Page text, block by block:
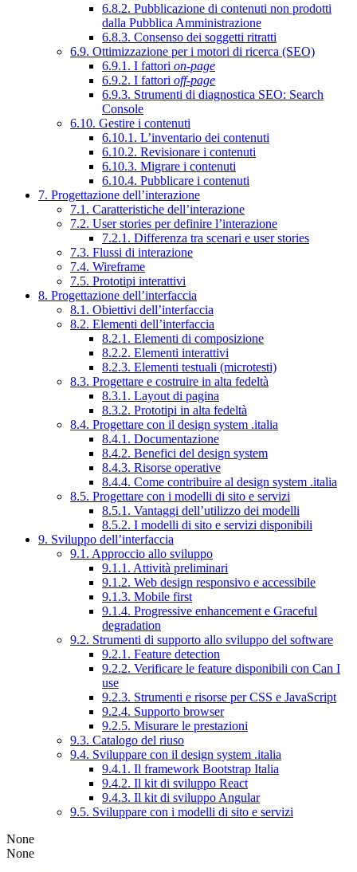
6.8.2. Pubblicazione di contenuti non prodotti
dalla Pubblica Amministrazione
6.8.3. Consenso dei soggetti ritratti
6.9. Ottimizzazione per i motori di ricerca (SEO)
6.9.1. I fattori on-page
6.9.2. I fattori off-page
6.9.3. Strumenti di diagnostica SEO: Search
Console
6.10. Gestire i contenuti
6.10.1. L’inventario dei contenuti
6.10.2. Revisionare i contenuti
6.10.3. Migrare i contenuti
6.10.4. Pubblicare i contenuti
7. Progettazione dell’interazione
7.1. Caratteristiche dell’interazione
7.2. User stories per definire l’interazione
7.2.1. Differenza tra scenari e user stories
7.3. Flussi di interazione
7.4. Wireframe
7.5. Prototipi interattivi
8. Progettazione dell’interfaccia
8.1. Obiettivi dell’interfaccia
8.2. Elementi dell’interfaccia
8.2.1. Elementi di composizione
8.2.2. Elementi interattivi
8.2.3. Elementi testuali (microtesti)
8.3. Progettare e costruire in alta fedeltà
8.3.1. Layout di pagina
8.3.2. Prototipi in alta fedeltà
8.4. Progettare con il design system .italia
8.4.1. Documentazione
8.4.2. Benefici del design system
8.4.3. Risorse operative
8.4.4. Come contribuire al design system .italia
8.5. Progettare con i modelli di sito e servizi
8.5.1. Vantaggi dell’utilizzo dei modelli
8.5.2. I modelli di sito e servizi disponibili
9. Sviluppo dell’interfaccia
9.1. Approccio allo sviluppo
9.1.1. Attività preliminari
9.1.2. Web design responsivo e accessibile
9.1.3. Mobile first
9.1.4. Progressive enhancement e Graceful
degradation
9.2. Strumenti di supporto allo sviluppo del software
9.2.1. Feature detection
9.2.2. Verificare le feature disponibili con Can I
use
9.2.3. Strumenti e risorse per CSS e JavaScript
9.2.4. Supporto browser
9.2.5. Misurare le prestazioni
9.3. Catalogo del riuso
9.4. Sviluppare con il design system .italia
9.4.1. Il framework Bootstrap Italia
9.4.2. Il kit di sviluppo React
9.4.3. Il kit di sviluppo Angular
9.5. Sviluppare con i modelli di sito e servizi
None
None